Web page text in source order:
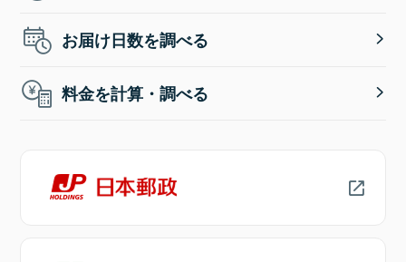
お届け日数を調べる
料金を計算・調べる